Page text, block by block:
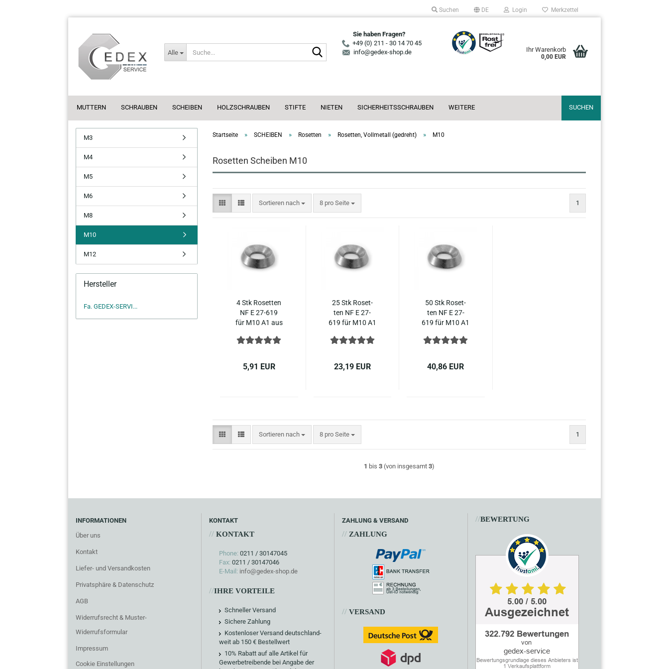
Suchen DE Login Merkzettel
Alle
Suche...
Sie haben Fragen?
+49 (0) 211 - 30 14 70 45
info@gedex-shop.de
Ihr Warenkorb
0,00 EUR
MUTTERN SCHRAUBEN SCHEIBEN HOLZSCHRAUBEN STIFTE NIETEN SICHERHEITSSCHRAUBEN SUCHEN
WEITERE
Startseite » SCHEIBEN » Rosetten » Rosetten, Vollmetall (gedreht) » M10
Rosetten Scheiben M10
Sortieren nach
Sortieren nach 8 pro Seite
pro Seite 1
4 Stk Ro­set­ten
NF E 27-​619
für M10 A1 aus
dreht 1.4305
5,91 EUR
25 Stk Ro­set­
ten NF E 27-​
619 für M10 A1
ge­dreht 1.4305
23,19 EUR
50 Stk Ro­set­
ten NF E 27-​
619 für M10 A1
ge­dreht 1.4305
40,86 EUR
Sortieren nach
Sortieren nach 8 pro Seite
pro Seite 1
1 bis 3 (von insgesamt 3)
M3
M4
M5
M6
M8
M10
M12
Hersteller
Fa. GEDEX-SERVI...
INFORMATIONEN
Über uns
Kontakt
Liefer- und Versandkosten
Privatsphäre & Datenschutz
AGB
Widerrufsrecht & Muster-
Widerrufsformular
Impressum
Cookie Einstellungen
KONTAKT
//KONTAKT
Phone: 0211 / 30147045
Fax: 0211 / 30147046
E-Mail: info@gedex-shop.de
//IHRE VORTEILE
Schneller Versand
Sichere Zahlung
Kostenloser Versand deutschland-
weit ab 150 € Bestellwert
10% Rabatt auf alle Artikel für
Gewerbetreibende bei Angabe der
ZAHLUNG & VERSAND
// ZAHLUNG
// VERSAND
//BEWERTUNG